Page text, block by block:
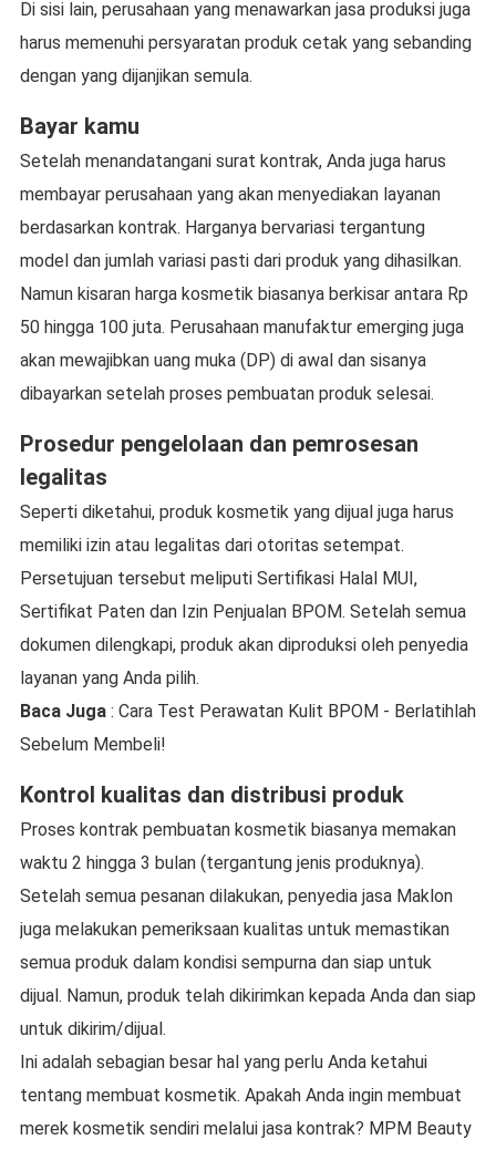
Di sisi lain, perusahaan yang menawarkan jasa produksi juga
harus memenuhi persyaratan produk cetak yang sebanding
dengan yang dijanjikan semula.
Bayar kamu
Setelah menandatangani surat kontrak, Anda juga harus
membayar perusahaan yang akan menyediakan layanan
berdasarkan kontrak. Harganya bervariasi tergantung
model dan jumlah variasi pasti dari produk yang dihasilkan.
Namun kisaran harga kosmetik biasanya berkisar antara Rp
50 hingga 100 juta. Perusahaan manufaktur emerging juga
akan mewajibkan uang muka (DP) di awal dan sisanya
dibayarkan setelah proses pembuatan produk selesai.
Prosedur pengelolaan dan pemrosesan
legalitas
Seperti diketahui, produk kosmetik yang dijual juga harus
memiliki izin atau legalitas dari otoritas setempat.
Persetujuan tersebut meliputi Sertifikasi Halal MUI,
Sertifikat Paten dan Izin Penjualan BPOM. Setelah semua
dokumen dilengkapi, produk akan diproduksi oleh penyedia
layanan yang Anda pilih.
Baca Juga: Cara Test Perawatan Kulit BPOM - Berlatihlah
Sebelum Membeli!
Kontrol kualitas dan distribusi produk
Proses kontrak pembuatan kosmetik biasanya memakan
waktu 2 hingga 3 bulan (tergantung jenis produknya).
Setelah semua pesanan dilakukan, penyedia jasa Maklon
juga melakukan pemeriksaan kualitas untuk memastikan
semua produk dalam kondisi sempurna dan siap untuk
dijual. Namun, produk telah dikirimkan kepada Anda dan siap
untuk dikirim/dijual.
Ini adalah sebagian besar hal yang perlu Anda ketahui
tentang membuat kosmetik. Apakah Anda ingin membuat
merek kosmetik sendiri melalui jasa kontrak? MPM Beauty